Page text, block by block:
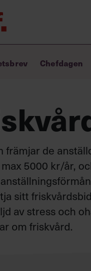
med C+
chefsassistent i
Chefdagen
de
5000 kr/år,
sitt
av stress och
om friskvård.